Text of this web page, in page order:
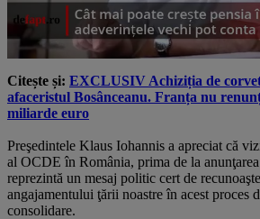
Citește și: EXCLUSIV Achiziția de
afaceristul Bosânceanu. Franța nu
miliarde euro
Preşedintele Klaus Iohannis a apreciat că
al OCDE în România, prima de la
reprezintă un mesaj politic cert de
angajamentului ţării noastre în acest proces
consolidare.